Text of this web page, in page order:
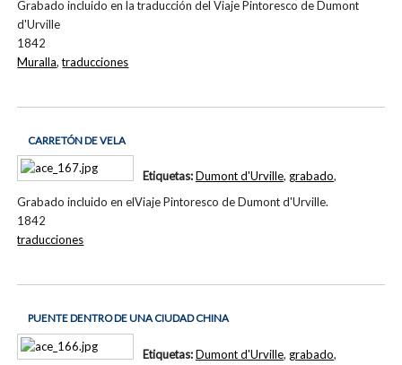
Grabado incluido en la traducción del Viaje Pintoresco de Dumont
d'Urville
1842
Muralla,traducciones
CARRETÓN DE VELA
Grabado incluido en elViaje Pintoresco de Dumont d'Urville.
1842
Etiquetas:Dumont d'Urville, grabado,
traducciones
PUENTE DENTRO DE UNA CIUDAD CHINA
Etiquetas:Dumont d'Urville, grabado,